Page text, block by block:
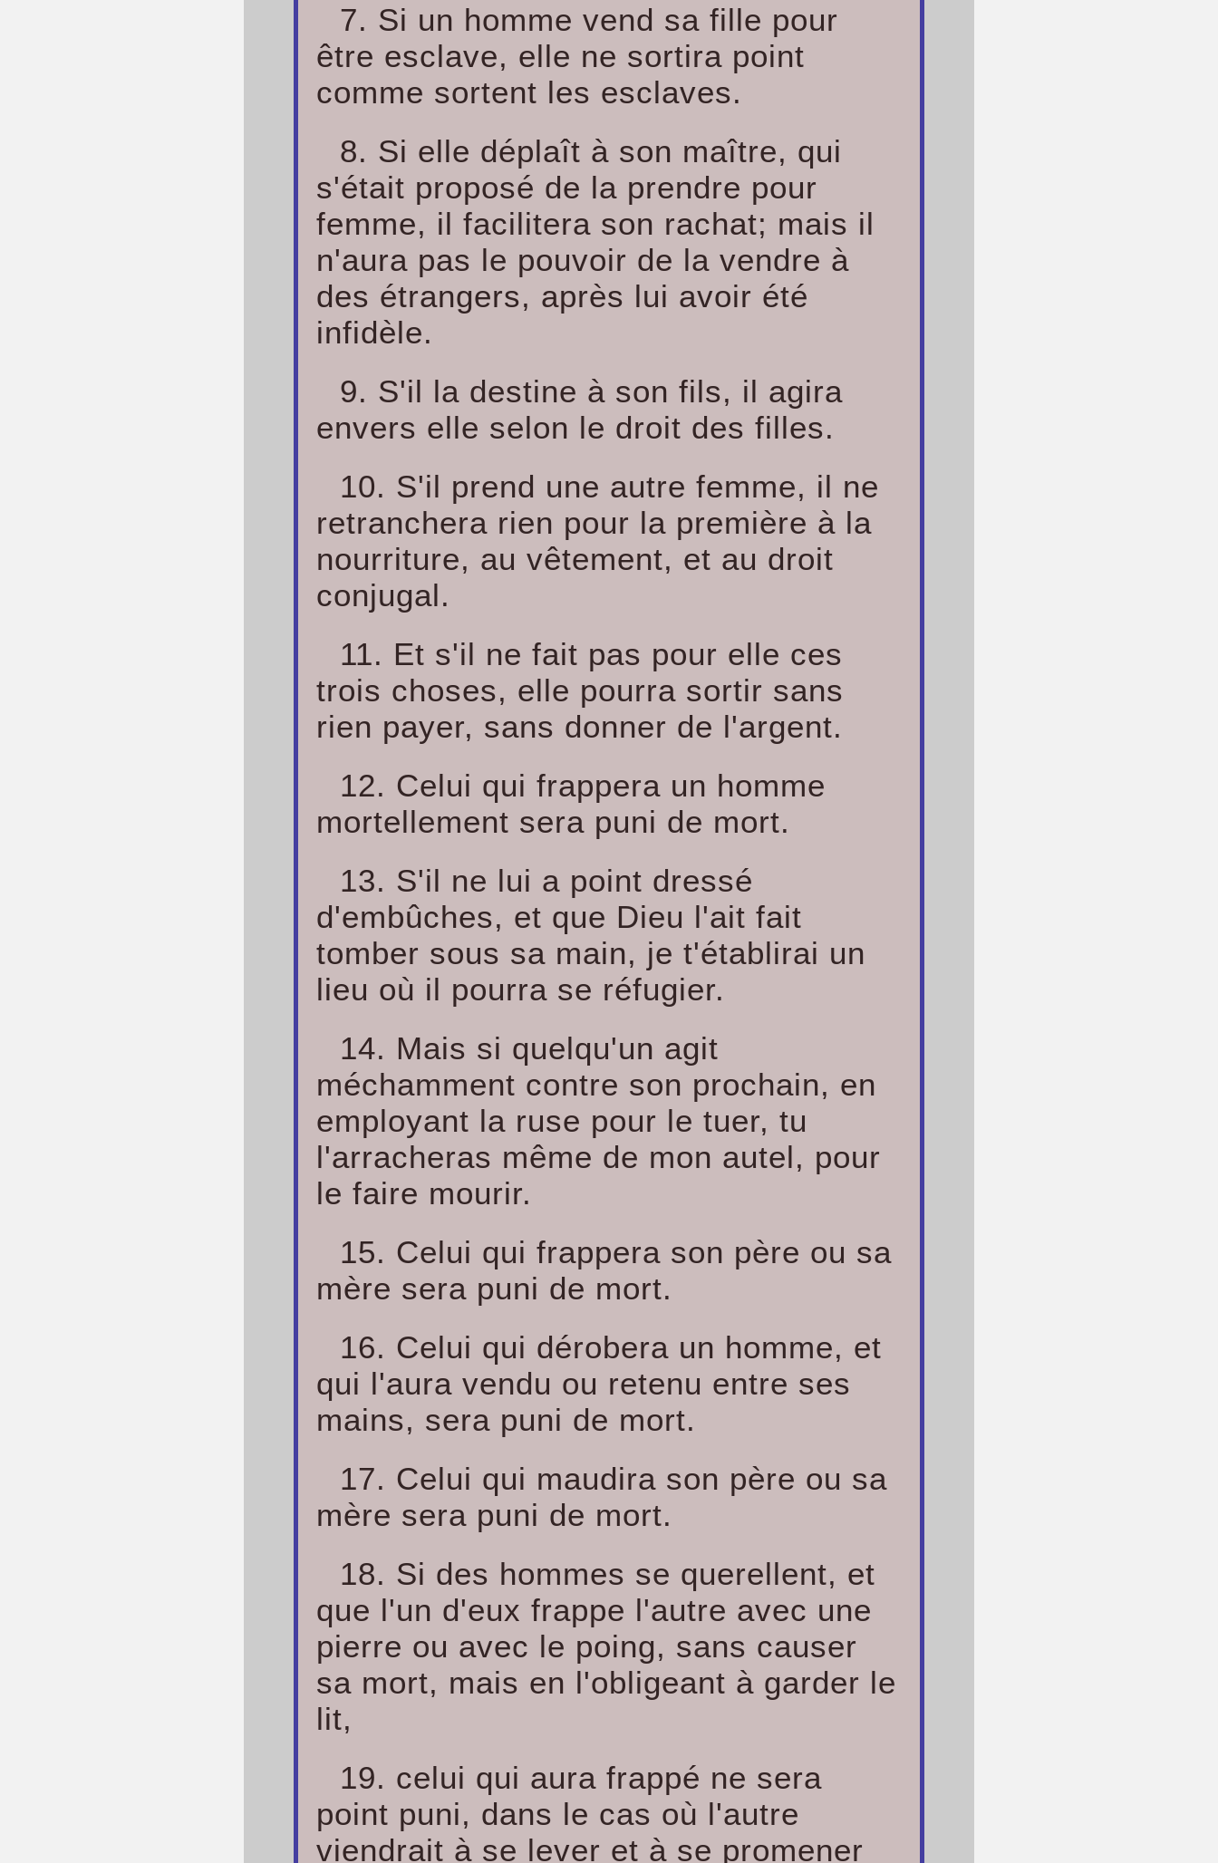
7. Si un homme vend sa fille pour
être esclave, elle ne sortira point
comme sortent les esclaves.
8. Si elle déplaît à son maître, qui
s'était proposé de la prendre pour
femme, il facilitera son rachat; mais il
n'aura pas le pouvoir de la vendre à
des étrangers, après lui avoir été
infidèle.
9. S'il la destine à son fils, il agira
envers elle selon le droit des filles.
10. S'il prend une autre femme, il ne
retranchera rien pour la première à la
nourriture, au vêtement, et au droit
conjugal.
11. Et s'il ne fait pas pour elle ces
trois choses, elle pourra sortir sans
rien payer, sans donner de l'argent.
12. Celui qui frappera un homme
mortellement sera puni de mort.
13. S'il ne lui a point dressé
d'embûches, et que Dieu l'ait fait
tomber sous sa main, je t'établirai un
lieu où il pourra se réfugier.
14. Mais si quelqu'un agit
méchamment contre son prochain, en
employant la ruse pour le tuer, tu
l'arracheras même de mon autel, pour
le faire mourir.
15. Celui qui frappera son père ou sa
mère sera puni de mort.
16. Celui qui dérobera un homme, et
qui l'aura vendu ou retenu entre ses
mains, sera puni de mort.
17. Celui qui maudira son père ou sa
mère sera puni de mort.
18. Si des hommes se querellent, et
que l'un d'eux frappe l'autre avec une
pierre ou avec le poing, sans causer
sa mort, mais en l'obligeant à garder le
lit,
19. celui qui aura frappé ne sera
point puni, dans le cas où l'autre
viendrait à se lever et à se promener